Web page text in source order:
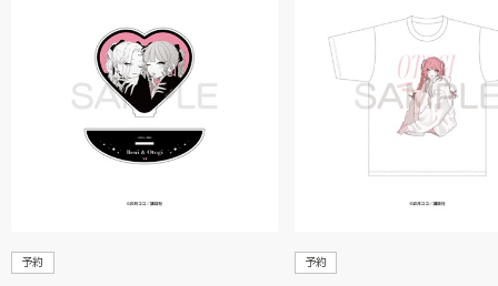
予約 予約